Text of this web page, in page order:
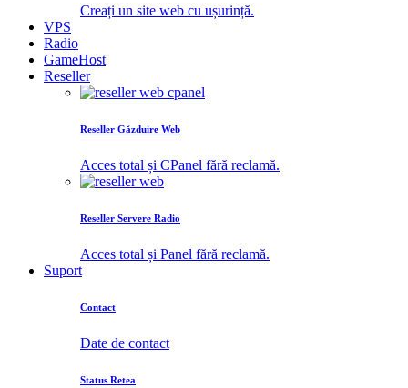
Creați un site web cu ușurință.
VPS
Radio
GameHost
Reseller
Reseller Găzduire Web
Acces total și CPanel fără reclamă.
Reseller Servere Radio
Acces total și Panel fără reclamă.
Suport
Contact
Date de contact
Status Retea